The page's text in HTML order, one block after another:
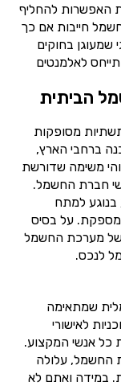
האפשרות להחליף
חייבות אם כך
שמעוגן בחוקים
לאלמנטים
הביתית
מסופקות
ברחבי הארץ,
משימה שדורשת
חברת החשמל.
למתח
מספקת. על בסיס
של מערכת החשמל
לנכס.
שמתאימה
לאישורי
כל אנשי המקצוע.
החשמל, עלולה
במידה ואתם לא